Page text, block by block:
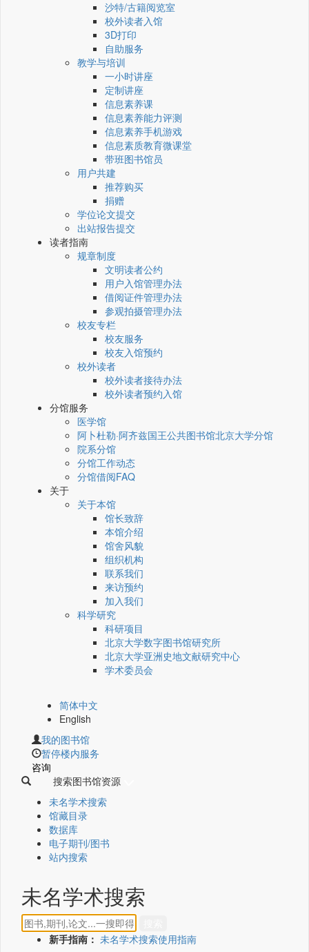
沙特/古籍阅览室
校外读者入馆
3D打印
自助服务
教学与培训
一小时讲座
定制讲座
信息素养课
信息素养能力评测
信息素养手机游戏
信息素质教育微课堂
带班图书馆员
用户共建
推荐购买
捐赠
学位论文提交
出站报告提交
读者指南
规章制度
文明读者公约
用户入馆管理办法
借阅证件管理办法
参观拍摄管理办法
校友专栏
校友服务
校友入馆预约
校外读者
校外读者接待办法
校外读者预约入馆
分馆服务
医学馆
阿卜杜勒·阿齐兹国王公共图书馆北京大学分馆
院系分馆
分馆工作动态
分馆借阅FAQ
关于
关于本馆
馆长致辞
本馆介绍
馆舍风貌
组织机构
联系我们
来访预约
加入我们
科学研究
科研项目
北京大学数字图书馆研究所
北京大学亚洲史地文献研究中心
学术委员会
简体中文
English
我的图书馆
暂停楼内服务
咨询
搜索图书馆资源
未名学术搜索
馆藏目录
数据库
电子期刊/图书
站内搜索
未名学术搜索
新手指南： 未名学术搜索使用指南